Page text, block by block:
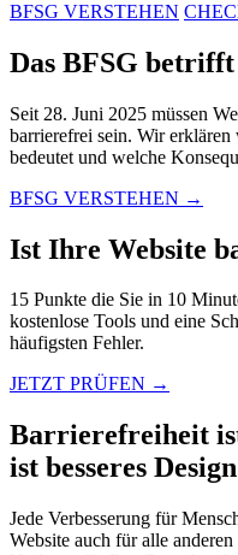
BFSG VERSTEHEN
Das BFSG betrifft
Seit 28. Juni 2025 müssen
barrierefrei sein. Wir
bedeutet und welche
BFSG VERSTEHEN →
Ist Ihre Website
15 Punkte die Sie in 10
kostenlose Tools und eine
häufigsten Fehler.
JETZT PRÜFEN →
Barrierefreiheit
ist besseres
Jede Verbesserung für
Website auch für alle